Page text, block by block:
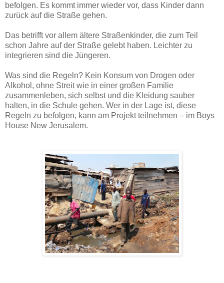
befolgen. Es kommt immer wieder vor, dass Kinder dann
zurück auf die Straße gehen.
Das betrifft vor allem ältere Straßenkinder, die zum Teil
schon Jahre auf der Straße gelebt haben. Leichter zu
integrieren sind die Jüngeren.
Was sind die Regeln? Kein Konsum von Drogen oder
Alkohol, ohne Streit wie in einer großen Familie
zusammenleben, sich selbst und die Kleidung sauber
halten, in die Schule gehen. Wer in der Lage ist, diese
Regeln zu befolgen, kann am Projekt teilnehmen – im Boys
House New Jerusalem.